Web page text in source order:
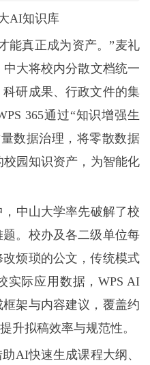
AI知识库
能真正成为资产。”麦礼
大将校内分散文档统一
研成果、行政文件的集
365通过“知识增强生
数据治理，将零散数据
园知识资产，为智能化
中山大学率先破解了校
。校办及各二级单位每
烦琐的公文，传统模式
实际应用数据，WPS AI
架与内容建议，覆盖约
升拟稿效率与规范性。
AI快速生成课程大纲、